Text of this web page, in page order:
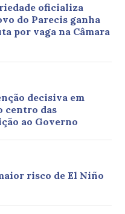
oficializa
do Parecis ganha
por vaga na Câmara
decisiva em
centro das
ao Governo
risco de El Niño